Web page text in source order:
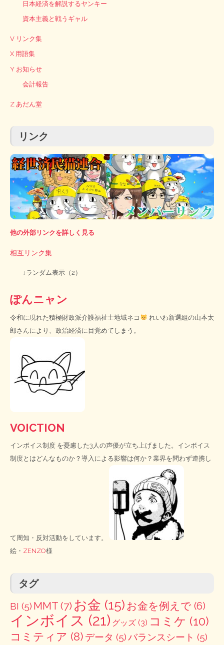
日本経済を解説するヤンキー
資本主義と戦うギャル
V リンク集
X 用語集
Y お知らせ
会計報告
Z あだん堂
リンク
他の外部リンクを詳しく見る
相互リンク集
↓ランダム表示（2）
ぽんニャン
令和に現れた積極財政派介護福祉士地域ネコ
れいわ新選組の山本太
郎さんにより、政治経済に目覚めてしまう。
VOICTION
インボイス制度 を憂慮した3人の声優が立ち上げました。インボイス
制度とはどんなものか？導入による影響は何か？業界を問わず連携し
て周知・反対活動をしています。
絵・ ZENZO様
タグ
BI (5) MMT (7) お金 (15) お金を例えで (6)
インボイス (21) グッズ (3) コミケ (10)
コミティア (8) データ (5)バランスシート (5)